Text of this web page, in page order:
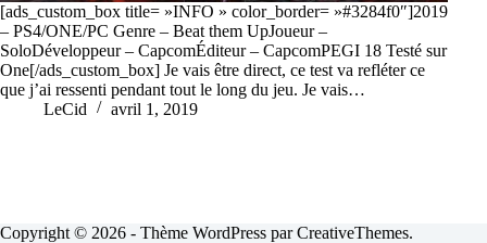
[ads_custom_box title= »INFO » color_border= »#3284f0″]2019
– PS4/ONE/PC Genre – Beat them UpJoueur –
SoloDéveloppeur – CapcomÉditeur – CapcomPEGI 18 Testé sur
One[/ads_custom_box] Je vais être direct, ce test va refléter ce
que j’ai ressenti pendant tout le long du jeu. Je vais…
LeCid
avril 1, 2019
Copyright © 2026 - Thème WordPress parCreativeThemes.